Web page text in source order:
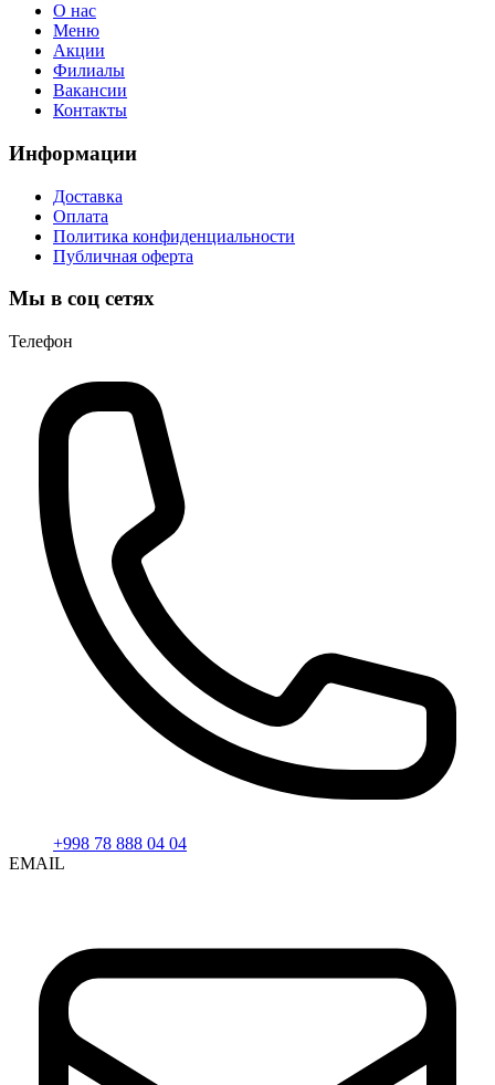
О нас
Меню
Акции
Филиалы
Вакансии
Контакты
Информации
Доставка
Оплата
Политика конфиденциальности
Публичная оферта
Мы в соц сетях
Телефон
+998 78 888 04 04
EMAIL